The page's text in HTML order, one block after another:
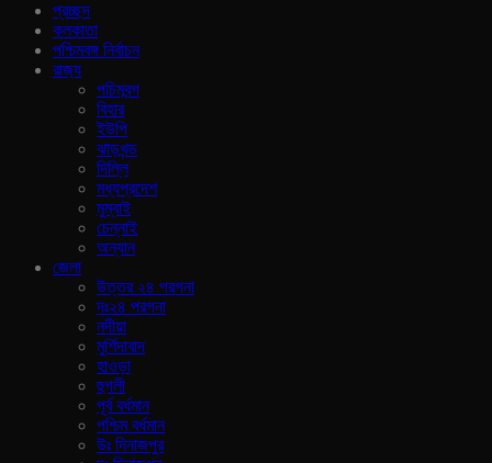
প্রচ্ছদ
কলকাতা
পশ্চিমবঙ্গ নির্বাচন
রাজ‍্য
পচিমবন্গ
বিহার
ইউপি
ঝাড়খন্ড
দিল্লি
মধ্যপ্রদেশ
মুম্বাই
চেন্নাই
অন্যান
জেলা
উত্তর ২৪ পরগনা
দঃ২৪ পরগনা
নদীয়া
মুর্শিদাবাদ
হাওড়া
হুগলী
পূর্ব বর্ধমান
পশ্চিম বর্ধমান
উঃ দিনাজপুর